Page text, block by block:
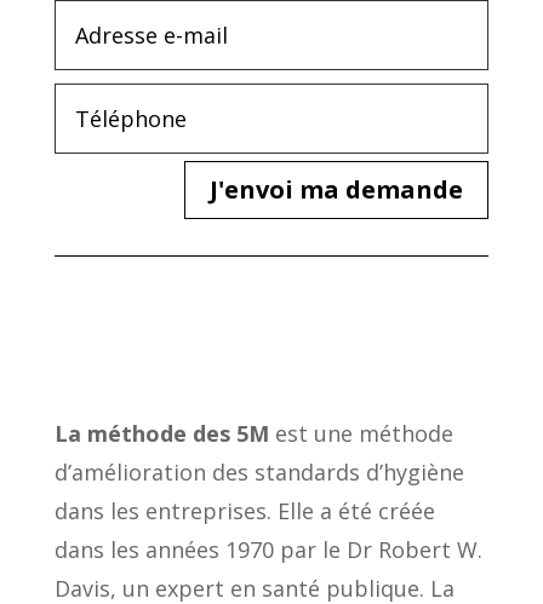
J'envoi ma demande
La méthode des 5M est une méthode
d’amélioration des standards d’hygiène
dans les entreprises. Elle a été créée
dans les années 1970 par le Dr Robert W.
Davis, un expert en santé publique. La